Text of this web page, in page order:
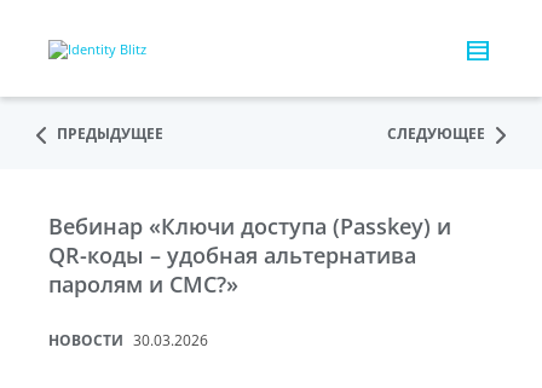
ПРЕДЫДУЩЕЕ СЛЕДУЮЩЕЕ
Вебинар «Ключи доступа (Passkey) и
QR-коды – удобная альтернатива
паролям и СМС?»
НОВОСТИ 30.03.2026